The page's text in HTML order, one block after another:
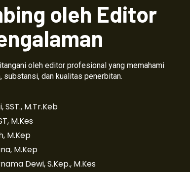
oleh Editor
oleh editor profesional yang memahami
substansi, dan kualitas penerbitan.
SST., M.Tr.Keb
M.Kes
M.Kep
M.Kep
Dewi, S.Kep., M.Kes